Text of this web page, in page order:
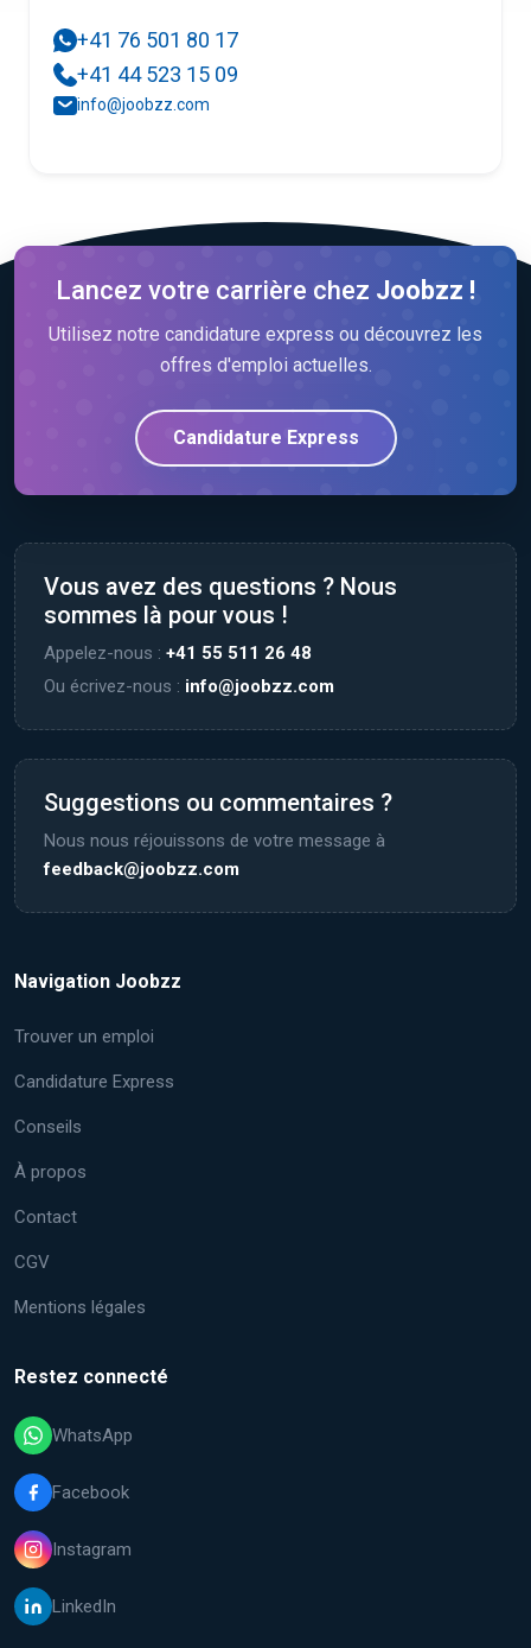
+41 76 501 80 17
+41 44 523 15 09
info@joobzz.com
Lancez votre carrière chez Joobzz !
Utilisez notre candidature express ou découvrez les
offres d'emploi actuelles.
Candidature Express
Vous avez des questions ? Nous
sommes là pour vous !
Appelez-nous : +41 55 511 26 48
Ou écrivez-nous : info@joobzz.com
Suggestions ou commentaires ?
Nous nous réjouissons de votre message à
feedback@joobzz.com
Navigation Joobzz
Trouver un emploi
Candidature Express
Conseils
À propos
Contact
CGV
Mentions légales
Restez connecté
WhatsApp
Facebook
Instagram
LinkedIn